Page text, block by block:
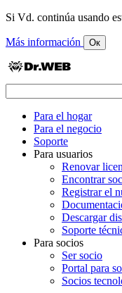
Si Vd. continúa usando
Más información Ок
Para el hogar
Para el negocio
Soporte
Para usuarios
Renovar
Encontrar
Registrar el
Descargar
Soporte
Para socios
Ser socio
Portal para
Socios